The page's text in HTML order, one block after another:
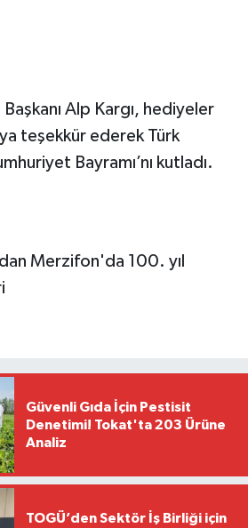
Alp Kargı, hediyeler
teşekkür ederek Türk
Bayramı’nı kutladı.
Güvenli Gıda İçin Pestisit
Denetimi! Tokat'ta 203 Ürüne
Analiz
TOGÜ’den Sektör İş Birliği için